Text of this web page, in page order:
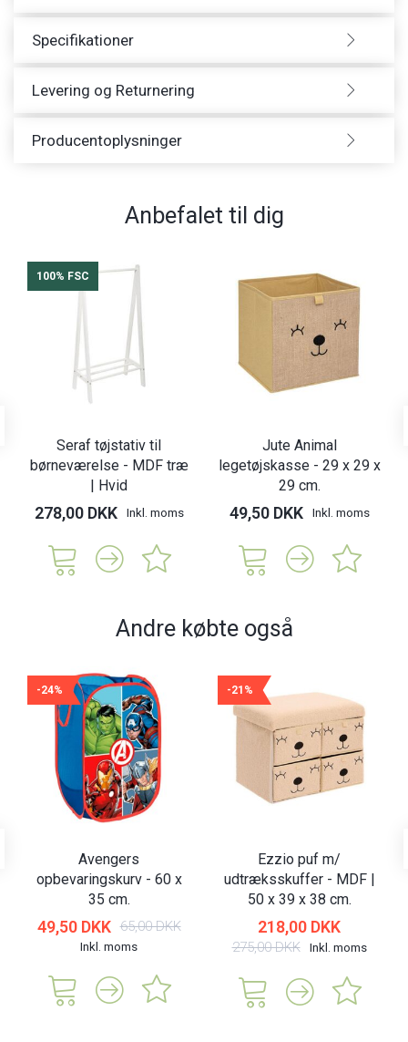
Specifikationer
Levering og Returnering
Producentoplysninger
Anbefalet til dig
100% FSC
Seraf tøjstativ til
børneværelse - MDF træ
| Hvid
278,00 DKK Inkl. moms
Jute Animal
legetøjskasse - 29 x 29 x
29 cm.
49,50 DKK Inkl. moms
Andre købte også
-24%
Avengers
opbevaringskurv - 60 x
35 cm.
49,50 DKK 65,00 DKK
Inkl. moms
-21%
Ezzio puf m/
udtræksskuffer - MDF |
50 x 39 x 38 cm.
218,00 DKK
275,00 DKK Inkl. moms